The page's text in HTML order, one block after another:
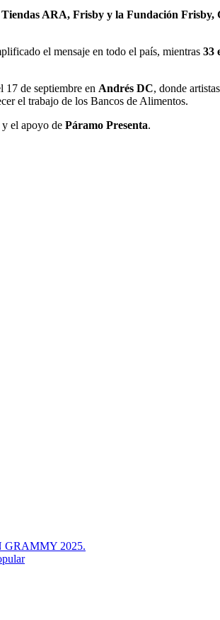
ARA, Frisby y la Fundación Frisby,
el mensaje en todo el país, mientras 33
17 de septiembre en Andrés DC, donde
el trabajo de los Bancos de Alimentos.
y el apoyo de Páramo Presenta.
2025.